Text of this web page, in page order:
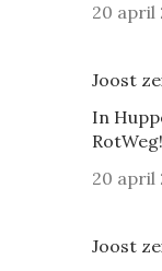
20 april
Joost
In
20 april
Joost